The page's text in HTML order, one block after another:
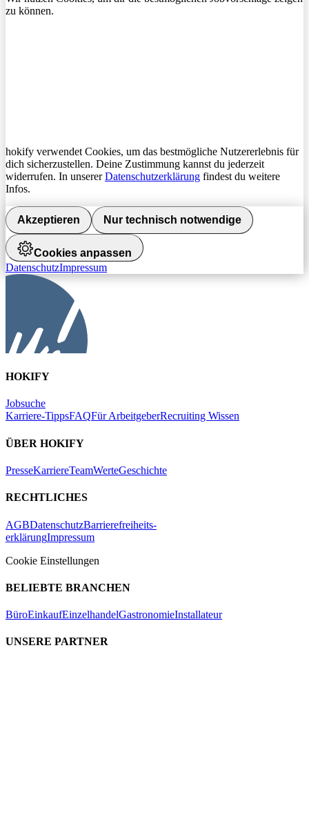
zu können.
hokify verwendet Cookies, um das bestmögliche Nutzererlebnis für
dich sicherzustellen. Deine Zustimmung kannst du jederzeit
widerrufen. In unsererDatenschutzerklärung findest du weitere
Infos.
Akzeptieren Nur technisch notwendige
Cookies anpassen
DatenschutzImpressum
HOKIFY
Jobsuche
Karriere-TippsFAQFür ArbeitgeberRecruiting Wissen
ÜBER HOKIFY
PresseKarriereTeamWerteGeschichte
RECHTLICHES
AGBDatenschutzBarrierefreiheits-
erklärungImpressum
Cookie Einstellungen
BELIEBTE BRANCHEN
BüroEinkaufEinzelhandelGastronomieInstallateur
UNSERE PARTNER